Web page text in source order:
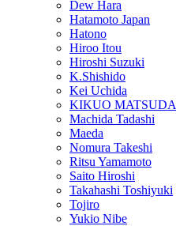
Dew Hara
Hatamoto Japan
Hatono
Hiroo Itou
Hiroshi Suzuki
K.Shishido
Kei Uchida
KIKUO MATSUDA
Machida Tadashi
Maeda
Nomura Takeshi
Ritsu Yamamoto
Saito Hiroshi
Takahashi Toshiyuki
Tojiro
Yukio Nibe